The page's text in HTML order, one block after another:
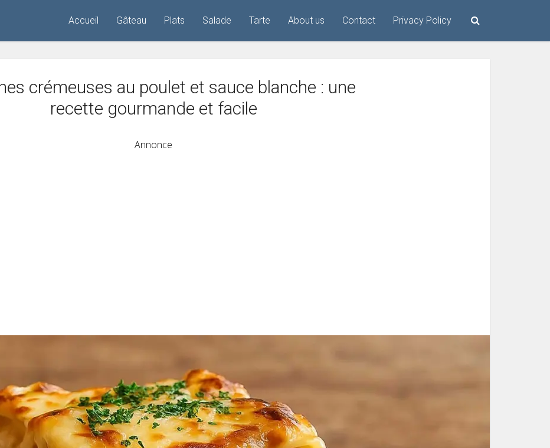
Accueil Gâteau Plats Salade Tarte About us Contact Privacy Policy
crémeuses au poulet et sauce blanche : une
recette gourmande et facile
Annonce